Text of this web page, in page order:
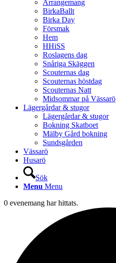
Arrangemang
BirkaBallt
Birka Day
Försmak
Hem
HHiSS
Roslagens dag
Snåriga Skäggen
Scouternas dag
Scouternas höstdag
Scouternas Natt
Midsommar på Vässarö
Lägergårdar & stugor
Lägergårdar & stugor
Bokning Skatboet
Mälby Gård bokning
Sundsgården
Vässarö
Husarö
Sök
Menu Menu
0 evenemang har hittats.